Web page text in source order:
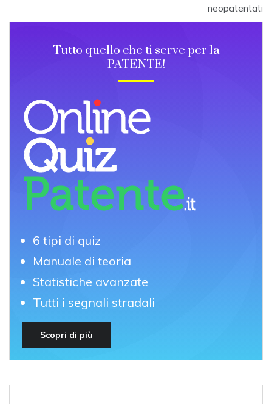
neopatentati
Tutto quello che ti serve per la
PATENTE!
6 tipi di quiz
Manuale di teoria
Statistiche avanzate
Tutti i segnali stradali
Scopri di più